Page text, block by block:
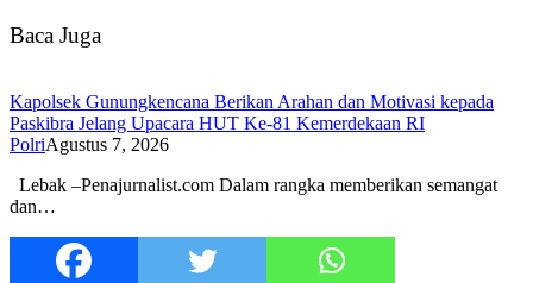
Baca Juga
‎Kapolsek Gunungkencana Berikan Arahan dan Motivasi kepada
Paskibra Jelang Upacara HUT Ke-81 Kemerdekaan RI
PolriAgustus 7, 2026
‎Lebak –Penajurnalist.com Dalam rangka memberikan semangat
dan…